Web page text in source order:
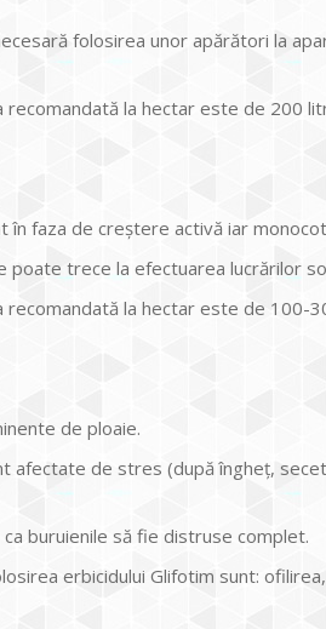
folosirea unor apărători la
la hectar este de 200
în faza de creştere activă iar
poate trece la efectuarea lucrărilor
la hectar este de 100-
de ploaie.
afectate de stres (după îngheț,
buruienile să fie distruse complet.
erbicidului Glifotim sunt: